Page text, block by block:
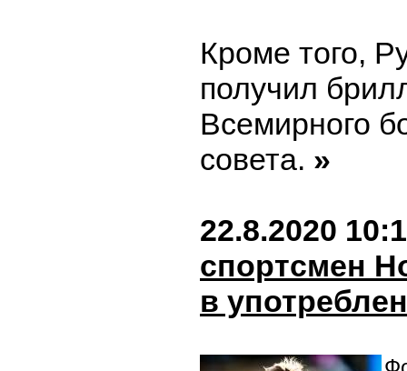
Кроме того,
получил
Всемирного
совета. »
22.8.2020
спортсмен
в